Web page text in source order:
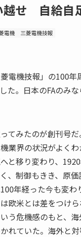
越せ 自給自
電機 三菱電機技報
電機技報」の100
た。日本のFAのみ
てみたのが創刊号
業界の状況がよく
と移り変わり、
、制御もきき、原
年経った今も変
欧米とは差をつけ
う危機感のもと、
れていた。海外と